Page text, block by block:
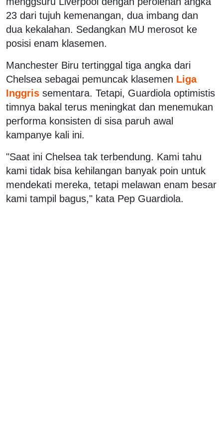
23 dari tujuh kemenangan, dua imbang dan
dua kekalahan. Sedangkan MU merosot ke
posisi enam klasemen.
Manchester Biru tertinggal tiga angka dari
Chelsea sebagai pemuncak klasemen Liga
Inggris sementara. Tetapi, Guardiola optimistis
timnya bakal terus meningkat dan menemukan
performa konsisten di sisa paruh awal
kampanye kali ini.
"Saat ini Chelsea tak terbendung. Kami tahu
kami tidak bisa kehilangan banyak poin untuk
mendekati mereka, tetapi melawan enam besar
kami tampil bagus," kata Pep Guardiola.